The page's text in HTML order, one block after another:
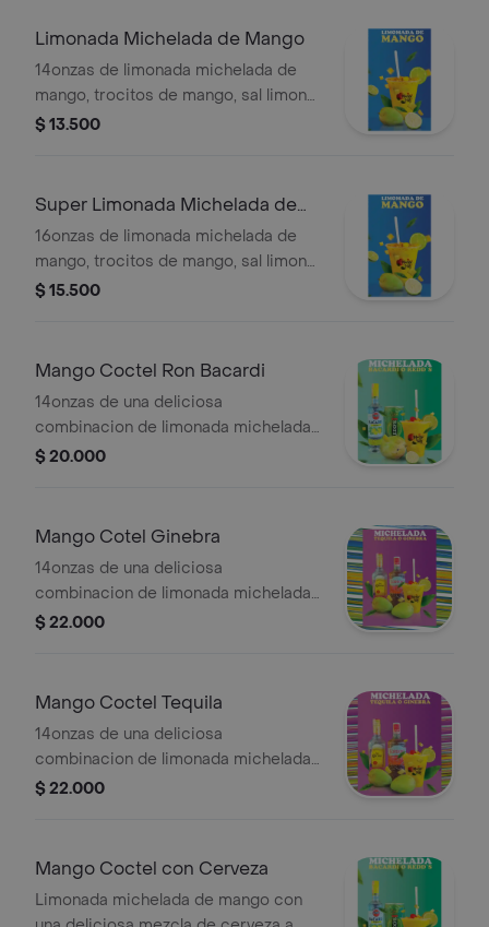
Limonada Michelada de Mango
14onzas de limonada michelada de
mango, trocitos de mango, sal limon
pimienta y tajin, decoracion tipo
$ 13.500
Super Limonada Michelada de
Mango
16onzas de limonada michelada de
mango, trocitos de mango, sal limon
pimienta y tajin, decoracion tipo
$ 15.500
Mango Coctel Ron Bacardi
14onzas de una deliciosa
combinacion de limonada michelada
de mango con un.shot de ron bacardi,
$ 20.000
Mango Cotel Ginebra
14onzas de una deliciosa
combinacion de limonada michelada
de mango con un shot de ginebra
$ 22.000
Mango Coctel Tequila
14onzas de una deliciosa
combinacion de limonada michelada
de mango con un shot de tequila jose
$ 22.000
Mango Coctel con Cerveza
Limonada michelada de mango con